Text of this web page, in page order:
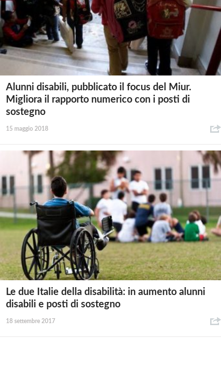
Alunni disabili, pubblicato il focus del Miur.
Migliora il rapporto numerico con i posti di
sostegno
15 maggio 2018
Le due Italie della disabilità: in aumento alunni
disabili e posti di sostegno
18 settembre 2017